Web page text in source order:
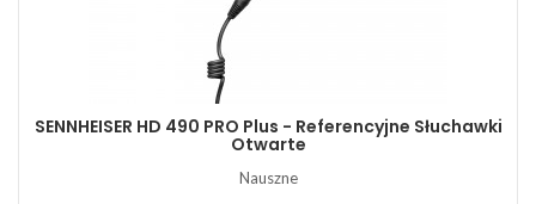
SENNHEISER HD 490 PRO Plus - Referencyjne Słuchawki
Otwarte
Nauszne